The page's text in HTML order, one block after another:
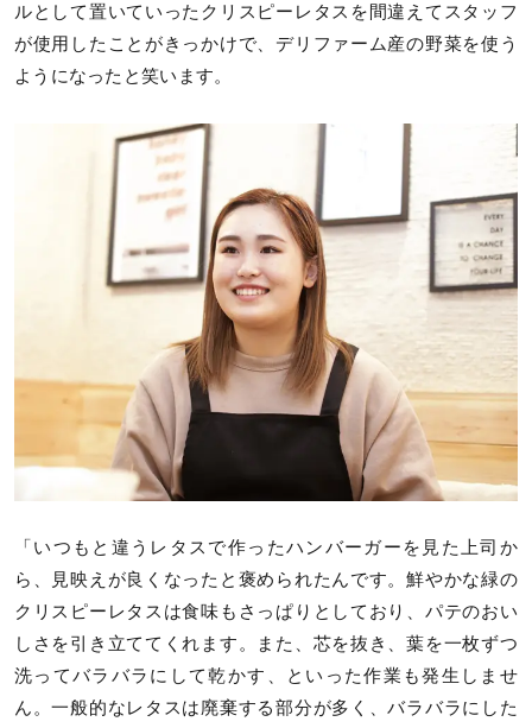
ルとして置いていったクリスピーレタスを間違えてスタッフ
が使用したことがきっかけで、デリファーム産の野菜を使う
ようになったと笑います。
「いつもと違うレタスで作ったハンバーガーを見た上司か
ら、見映えが良くなったと褒められたんです。鮮やかな緑の
クリスピーレタスは食味もさっぱりとしており、パテのおい
しさを引き立ててくれます。また、芯を抜き、葉を一枚ずつ
洗ってバラバラにして乾かす、といった作業も発生しませ
ん。一般的なレタスは廃棄する部分が多く、バラバラにした